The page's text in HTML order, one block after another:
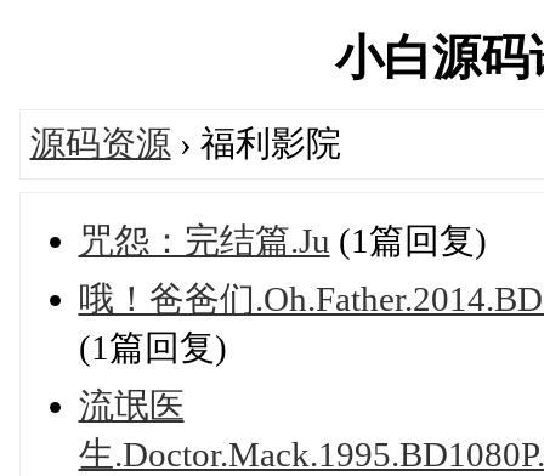
小白源
源码资源 › 福利影院
咒怨：完结篇.Ju (1篇回复)
哦！爸爸们
(1篇回复)
流氓医
生